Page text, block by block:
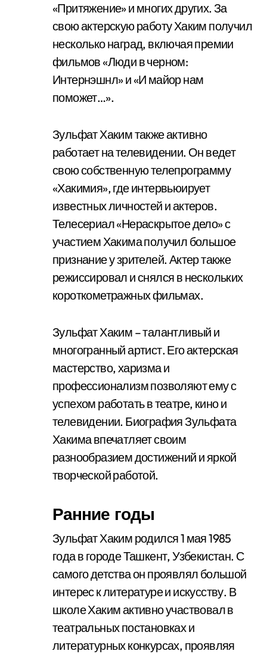
«Притяжение» и многих других. За
свою актерскую работу Хаким получил
несколько наград, включая премии
фильмов «Люди в черном:
Интернэшнл» и «И майор нам
поможет…».
Зульфат Хаким также активно
работает на телевидении. Он ведет
свою собственную телепрограмму
«Хакимия», где интервьюирует
известных личностей и актеров.
Телесериал «Нераскрытое дело» с
участием Хакима получил большое
признание у зрителей. Актер также
режиссировал и снялся в нескольких
короткометражных фильмах.
Зульфат Хаким – талантливый и
многогранный артист. Его актерская
мастерство, харизма и
профессионализм позволяют ему с
успехом работать в театре, кино и
телевидении. Биография Зульфата
Хакима впечатляет своим
разнообразием достижений и яркой
творческой работой.
Ранние годы
Зульфат Хаким родился 1 мая 1985
года в городе Ташкент, Узбекистан. С
самого детства он проявлял большой
интерес к литературе и искусству. В
школе Хаким активно участвовал в
театральных постановках и
литературных конкурсах, проявляя